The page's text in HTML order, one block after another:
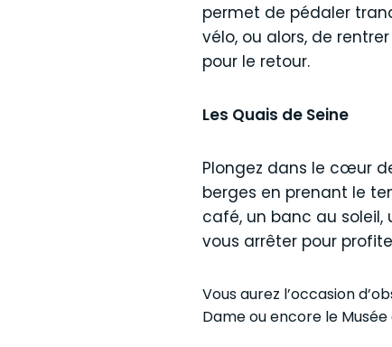
permet de pédaler
vélo, ou alors, de
pour le retour.
Les Quais de Seine
Plongez dans le cœur
berges en prenant le
café, un banc au
vous arrêter pour
Vous aurez l’occasion
Dame ou encore le Musée